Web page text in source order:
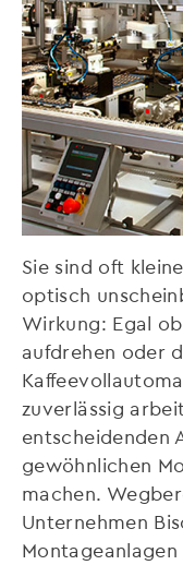
Sie sind oft
optisch
Wirkung: Egal
aufdrehen oder
zuverlässig
entscheidenden
gewöhnlichen
machen.
Unternehmen